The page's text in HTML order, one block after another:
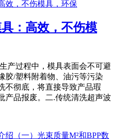
：高效，不伤模
产过程中，模具表面会不可避
胶/塑料附着物、油污等污染
不彻底，将直接导致产品瑕
产品报废。二.传统清洗超声波